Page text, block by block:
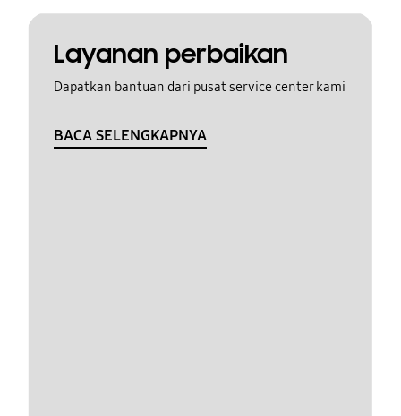
Layanan perbaikan
Dapatkan bantuan dari pusat service center kami
BACA SELENGKAPNYA